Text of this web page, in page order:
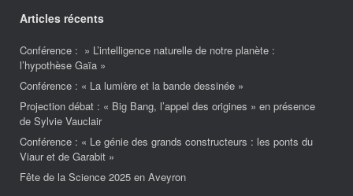
Articles récents
Conférence : » L’intelligence naturelle de notre planète :
l’hypothèse Gaïa »
Conférence : « La lumière et la bande dessinée »
Projection débat : « Big Bang, l’appel des origines » en présence
de Sylvie Vauclair
Conférence : « Le génie des grands constructeurs : les ponts du
Viaur et de Garabit »
Fête de la Science 2025 en Aveyron